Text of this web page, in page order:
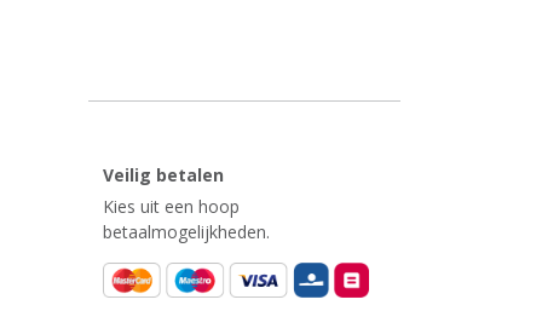
Veilig betalen
Kies uit een hoop
betaalmogelijkheden.